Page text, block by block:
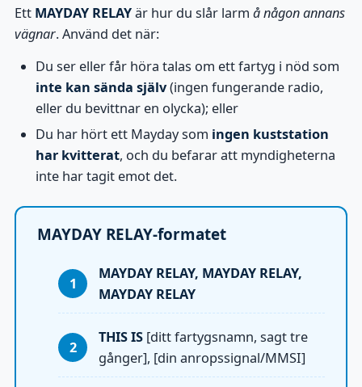
Ett MAYDAY RELAYär hur du slår larm å någon annans
vägnar. Använd det när:
Du ser eller får höra talas om ett fartyg i nöd som
inte kan sända själv(ingen fungerande radio,
eller du bevittnar en olycka); eller
Du har hört ett Mayday som ingen kuststation
har kvitterat, och du befarar att myndigheterna
inte har tagit emot det.
MAYDAY RELAY-formatet
MAYDAY RELAY, MAYDAY RELAY,
MAYDAY RELAY
THIS IS [ditt fartygsnamn, sagt tre
gånger], [din anropssignal/MMSI]